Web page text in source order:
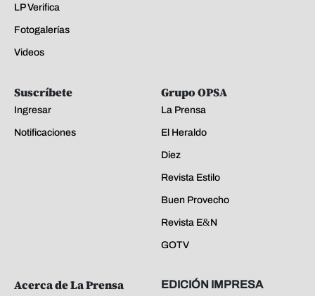
LP Verifica
Fotogalerías
Videos
Suscríbete
Ingresar
Notificaciones
Grupo OPSA
La Prensa
El Heraldo
Diez
Revista Estilo
Buen Provecho
Revista E&N
GOTV
Acerca de La Prensa EDICIÓN IMPRESA